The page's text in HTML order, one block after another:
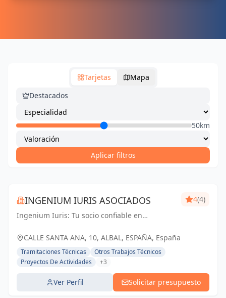
Tarjetas
Mapa
Destacados
50km
Aplicar filtros
INGENIUM IURIS ASOCIADOS
Ingenium Iuris: Tu socio confiable en
Soluciones profesionales para proyectos
4(4)
CALLE SANTA ANA, 10, ALBAL, ESPAÑA, España
Tramitaciones Técnicas
Otros Trabajos Técnicos
Proyectos De Actividades
+3
Ver Perfil Solicitar presupuesto